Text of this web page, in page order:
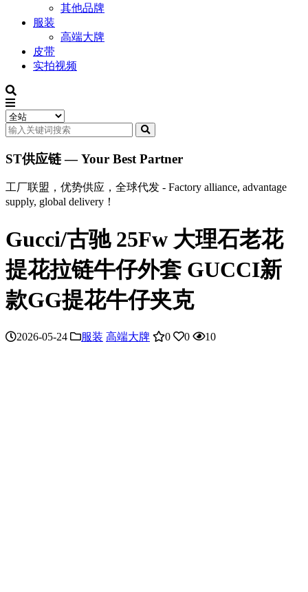
其他品牌
服装
高端大牌
皮带
实拍视频
ST供应链 — Your Best Partner
工厂联盟，优势供应，全球代发 - Factory alliance, advantage
supply, global delivery！
Gucci/古驰 25Fw 大理石老花
提花拉链牛仔外套 GUCCI新
款GG提花牛仔夹克
2026-05-24 服装 高端大牌 0 0 10